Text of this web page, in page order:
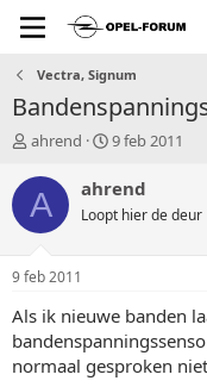
Vectra, Signum
T
p
i
a
r
e
r
ahrend
S
a
t
u
9 feb 2011
A ahrend
Loopt hier de deur
9 feb 2011
Als ik nieuwe banden
normaal gesproken